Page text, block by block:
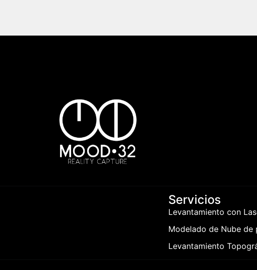
Servicios
Levantamiento con
Modelado de Nube de
Levantamiento